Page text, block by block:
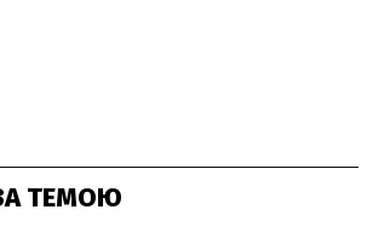
ТЕМОЮ